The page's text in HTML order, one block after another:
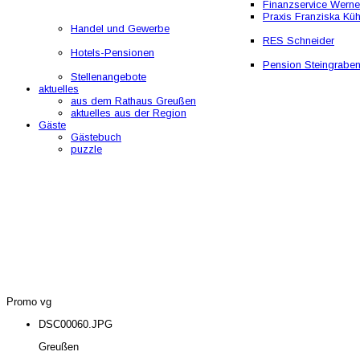
Finanzservice
Praxis Franziska
Handel und Gewerbe
RES Schneider
Hotels-Pensionen
Pension Steingraben
Stellenangebote
aktuelles
aus dem Rathaus Greußen
aktuelles aus der Region
Gäste
Gästebuch
puzzle
Promo vg
DSC00060.JPG
Greußen